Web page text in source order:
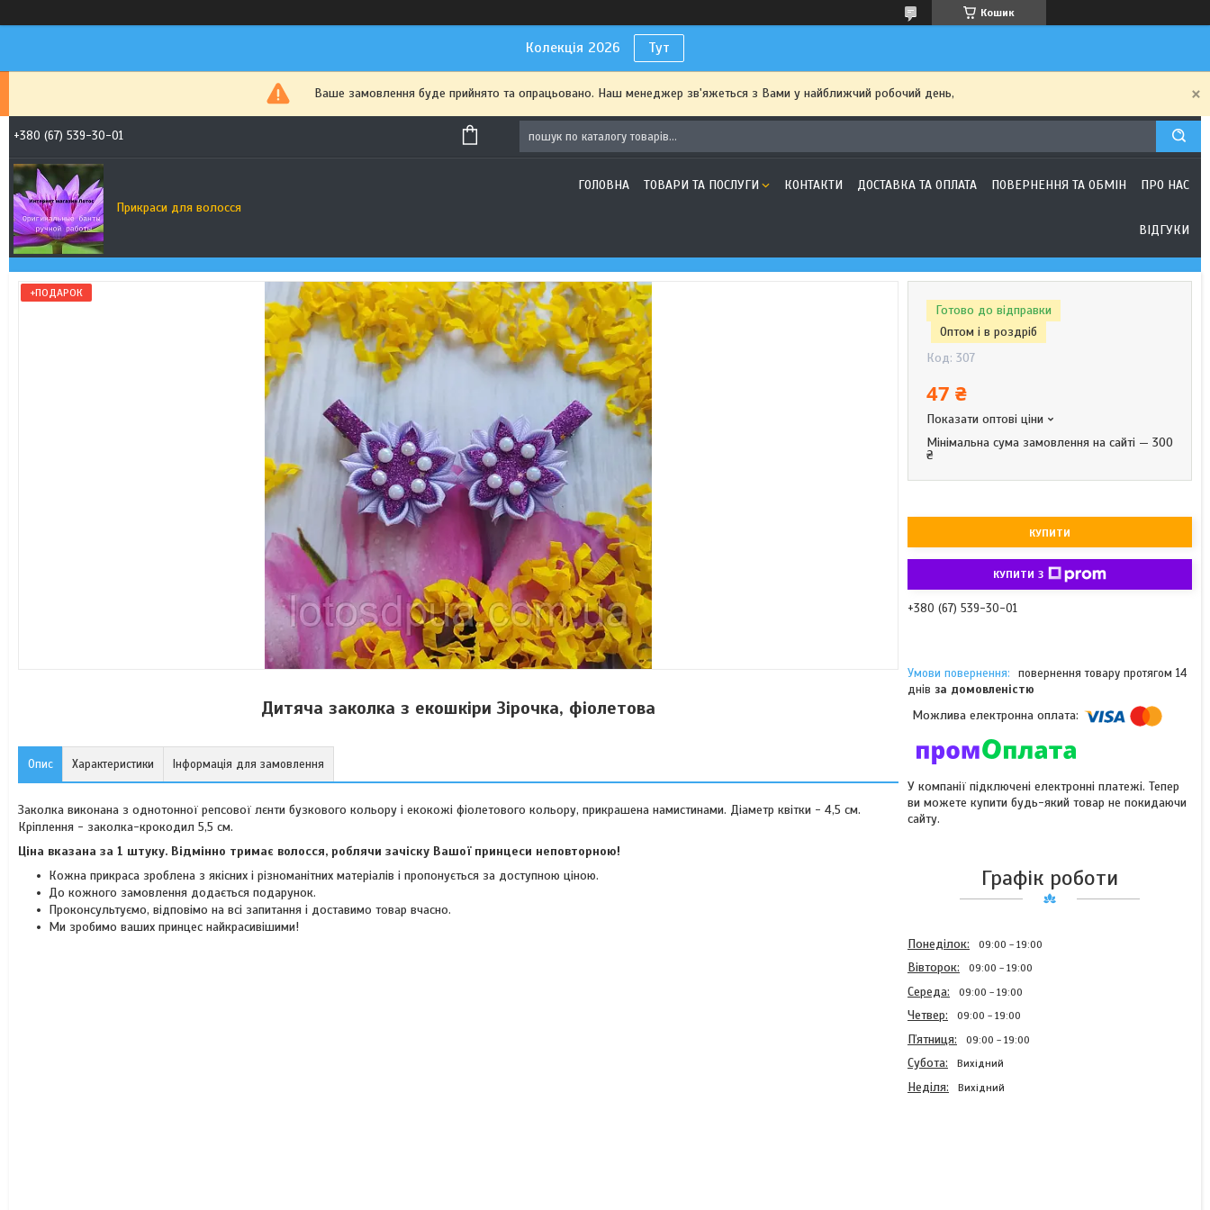
Кошик
Колекція 2026 Тут
Ваше замовлення буде прийнято та опрацьовано. Наш менеджер зв'яжеться з Вами у найближчий робочий день,
+380 (67) 539-30-01
Прикраси для волосся
ГОЛОВНА ТОВАРИ ТА ПОСЛУГИ КОНТАКТИ ДОСТАВКА ТА ОПЛАТА ПОВЕРНЕННЯ ТА ОБМІН ПРО НАС
ВІДГУКИ
+ПОДАРОК
Дитяча заколка з екошкіри Зірочка, фіолетова
Опис Характеристики Інформація для замовлення
Заколка виконана з однотонної репсової лєнти бузкового кольору і екокожі фіолетового кольору, прикрашена намистинами. Діаметр квітки - 4,5 см.
Кріплення - заколка-крокодил 5,5 см.
Ціна вказана за 1 штуку. Відмінно тримає волосся, роблячи зачіску Вашої принцеси неповторною!
Кожна прикраса зроблена з якісних і різноманітних матеріалів і пропонується за доступною ціною.
До кожного замовлення додається подарунок.
Проконсультуємо, відповімо на всі запитання і доставимо товар вчасно.
Ми зробимо ваших принцес найкрасивішими!
Готово до відправки
Оптом і в роздріб
Код: 307
47 ₴
Показати оптові ціни
Мінімальна сума замовлення на сайті — 300
₴
КУПИТИ
КУПИТИ З
+380 (67) 539-30-01
повернення товару протягом 14
днів за домовленістю
У компанії підключені електронні платежі. Тепер
ви можете купити будь-який товар не покидаючи
сайту.
Графік роботи
Понеділок 09:00 19:00
Вівторок 09:00 19:00
Середа 09:00 19:00
Четвер 09:00 19:00
Пʼятниця 09:00 19:00
Субота Вихідний
Неділя Вихідний